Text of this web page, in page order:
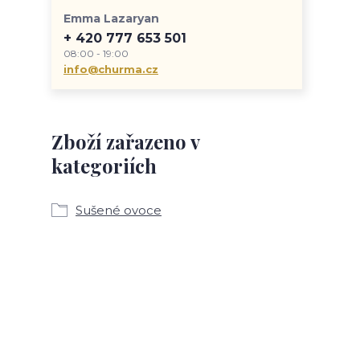
Zboží zařazeno v
kategoriích
Sušené ovoce
Emma Lazaryan
+ 420 777 653 501
08:00 - 19:00
info@churma.cz